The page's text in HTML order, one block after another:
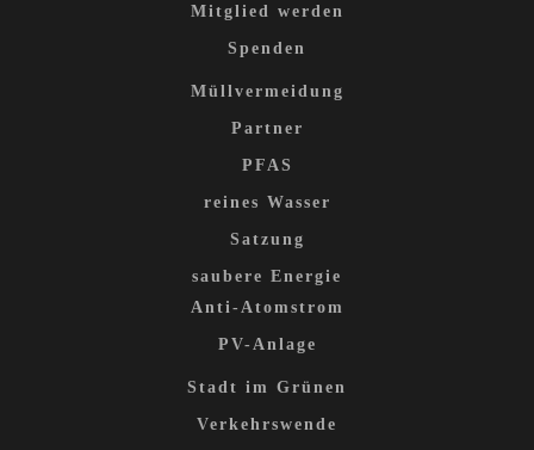
Mitglied werden
Spenden
Müllvermeidung
Partner
PFAS
reines Wasser
Satzung
saubere Energie
Anti-Atomstrom
PV-Anlage
Stadt im Grünen
Verkehrswende